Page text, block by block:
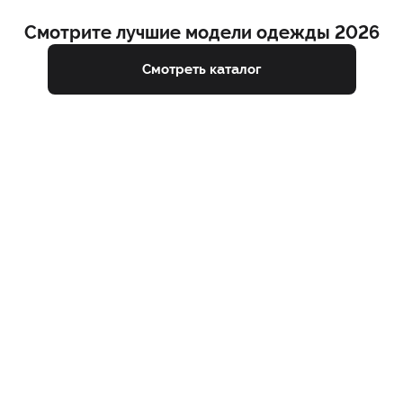
Смотрите лучшие модели одежды 2026
Смотреть каталог